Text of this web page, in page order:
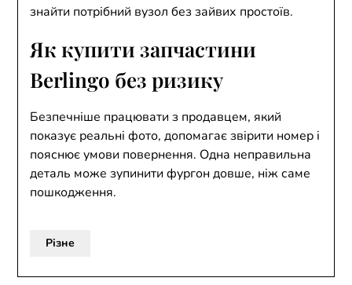
знайти потрібний вузол без зайвих простоїв.
Як купити запчастини
Berlingo без ризику
Безпечніше працювати з продавцем, який
показує реальні фото, допомагає звірити номер і
пояснює умови повернення. Одна неправильна
деталь може зупинити фургон довше, ніж саме
пошкодження.
Різне